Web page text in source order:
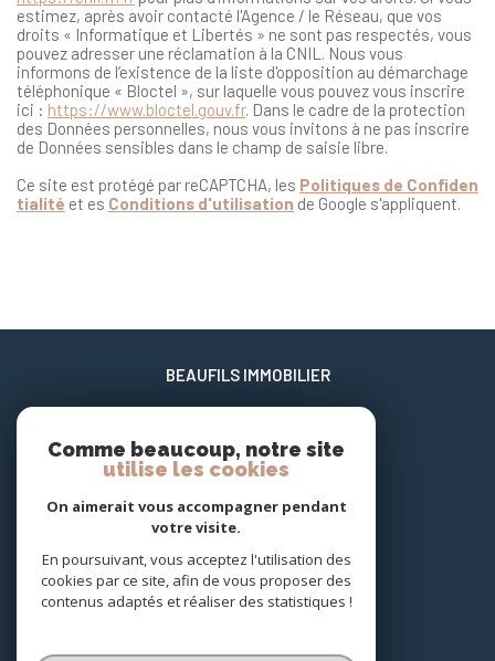
estimez, après avoir contacté l'Agence / le Réseau, que vos
droits « Informatique et Libertés » ne sont pas respectés, vous
pouvez adresser une réclamation à la CNIL. Nous vous
informons de l’existence de la liste d'opposition au démarchage
téléphonique « Bloctel », sur laquelle vous pouvez vous inscrire
ici : https://www.bloctel.gouv.fr. Dans le cadre de la protection
des Données personnelles, nous vous invitons à ne pas inscrire
de Données sensibles dans le champ de saisie libre.
Ce site est protégé par reCAPTCHA, les Politiques de Confiden
tialité et es Conditions d'utilisation de Google s'appliquent.
BEAUFILS IMMOBILIER
xavier@beaufils-patrimoine.fr
658 enclos des jasmins Carnon Plage
34130 mauguio
NOUS SUIVRE SUR
Comme beaucoup, notre site
utilise les cookies
On aimerait vous accompagner pendant
votre visite.
En poursuivant, vous acceptez l'utilisation des
cookies par ce site, afin de vous proposer des
contenus adaptés et réaliser des statistiques !